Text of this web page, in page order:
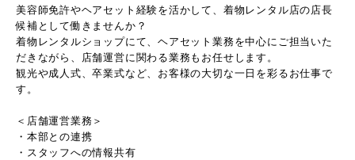
美容師免許やヘアセット経験を活かして、着物レンタル店の店長
候補として働きませんか？
着物レンタルショップにて、ヘアセット業務を中心にご担当いた
だきながら、店舗運営に関わる業務もお任せします。
観光や成人式、卒業式など、お客様の大切な一日を彩るお仕事で
す。
＜店舗運営業務＞
・本部との連携
・スタッフへの情報共有